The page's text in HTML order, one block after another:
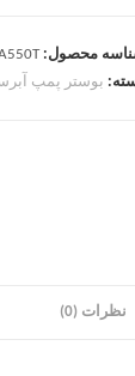
محصول:
بوستر پمپ
نظرات (0)